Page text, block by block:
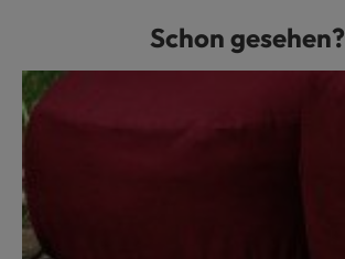
Produktgalerie überspringenSchon gesehen?